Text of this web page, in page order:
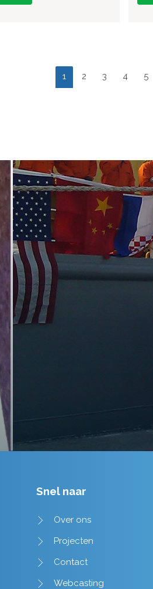
1 2 3 4 5
uitvoering
gegeven
tot in de
Snel naar
Over ons
Projecten
Contact
Webcasting